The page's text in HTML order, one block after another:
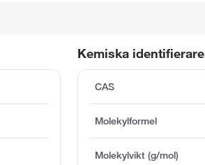
Kemiska identifierare
CAS
Molekylformel
Molekylvikt (g/mol)